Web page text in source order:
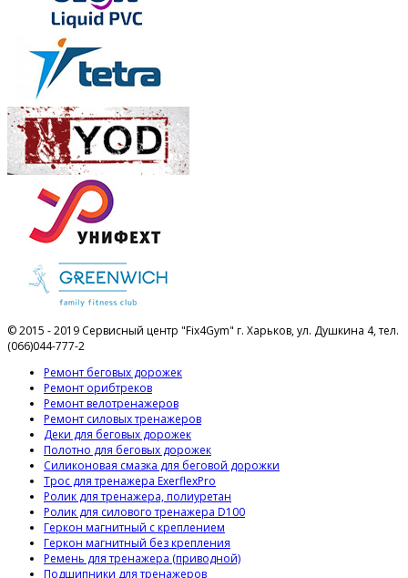
© 2015 - 2019 Сервисный центр "Fix4Gym" г. Харьков, ул. Душкина 4, тел.
(066)044-777-2
Ремонт беговых дорожек
Ремонт орибтреков
Ремонт велотренажеров
Ремонт силовых тренажеров
Деки для беговых дорожек
Полотно для беговых дорожек
Силиконовая смазка для беговой дорожки
Трос для тренажера ExerflexPro
Ролик для тренажера, полиуретан
Ролик для силового тренажера D100
Геркон магнитный с креплением
Геркон магнитный без крепления
Ремень для тренажера (приводной)
Подшипники для тренажеров